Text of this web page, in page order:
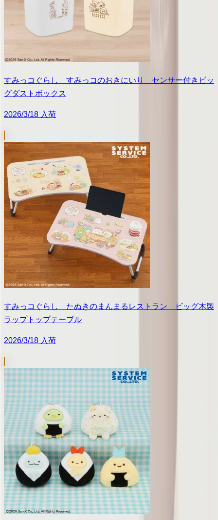
すみっコぐらし すみっコのおきにいり センサー付きビッ
グダストボックス
2026/3/18 入荷
すみっコぐらし たぬきのまんまるレストラン ビッグ木製
ラップトップテーブル
2026/3/18 入荷